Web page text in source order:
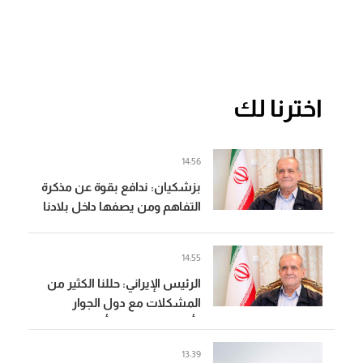
اخترنا لك
بزشكيان: ندافع بقوة عن مذكرة
التفاهم ومن يصفها داخل بلادنا
14:56
الرئيس الإيراني: حللنا الكثير من
المشكلات مع دول الجوار
14:55
13:39